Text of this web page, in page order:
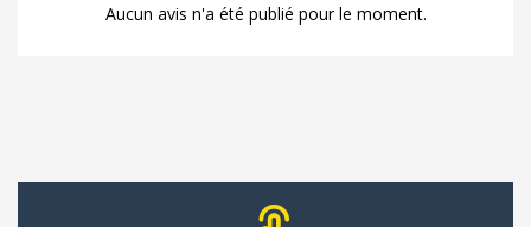
Aucun avis n'a été publié pour le moment.